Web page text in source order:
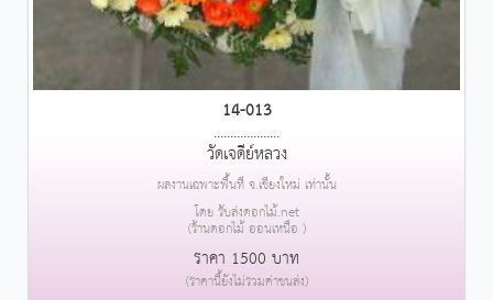
14-013
....................
วัดเจดีย์หลวง
ผลงานเฉพาะพื้นที่ จ.เชียงใหม่ เท่านั้น
โดย รับส่งดอกไม้.net
(ร้านดอกไม้ ออนเหนือ )
ราคา 1500 บาท
(ราคานี้ยังไม่รวมค่าขนส่ง)